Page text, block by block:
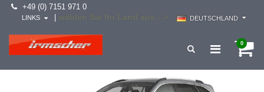
+49 (0) 7151 971 0
DEUTSCHLAND
LINKS
0